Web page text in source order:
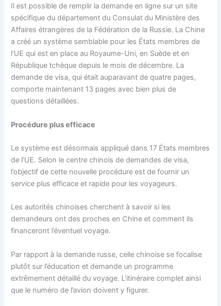
Il est possible de remplir la demande en ligne sur un site
spécifique du département du Consulat du Ministère des
Affaires étrangères de la Fédération de la Russie. La Chine
a créé un système semblable pour les États membres de
l’UE qui est en place au Royaume-Uni, en Suède et en
République tchèque depuis le mois de décembre. La
demande de visa, qui était auparavant de quatre pages,
comporte maintenant 13 pages avec bien plus de
questions détaillées.
Procédure plus efficace
Le système est désormais appliqué dans 17 États membres
de l’UE. Selon le centre chinois de demandes de visa,
l’objectif de cette nouvelle procédure est de fournir un
service plus efficace et rapide pour les voyageurs.
Les autorités chinoises cherchent à savoir si les
demandeurs ont des proches en Chine et comment ils
financeront l’éventuel voyage.
Par rapport à la demande russe, celle chinoise se focalise
plutôt sur l’éducation et demande un programme
extrêmement détaillé du voyage. L’itinéraire complet ainsi
que le numéro de l’avion doivent y figurer.